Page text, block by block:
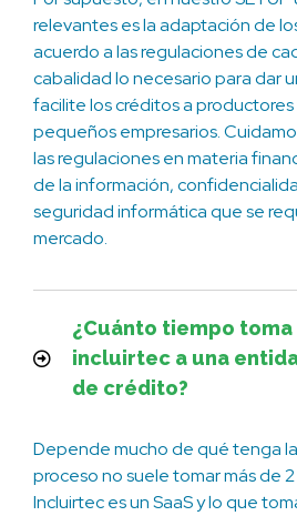
relevantes es la adaptación de
acuerdo a las regulaciones de
cabalidad lo necesario para dar
facilite los créditos a
pequeños empresarios.
las regulaciones en materia
de la información,
seguridad informática que se
mercado.
¿Cuánto tiempo
incluirtec a una
de crédito?
Depende mucho de qué tenga
proceso no suele tomar más de
Incluirtec es un SaaS y lo que